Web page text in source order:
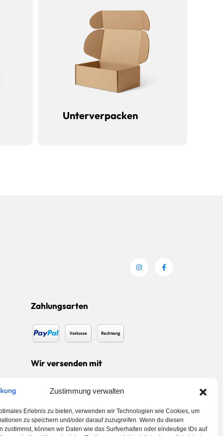
Zustimmung verwalten
Erlebnis zu bieten, verwenden wir Technologien wie Cookies, um
zu speichern und/oder darauf zuzugreifen. Wenn du diesen
zustimmst, können wir Daten wie das Surfverhalten oder eindeutige IDs auf
Unterverpacken
Zahlungsarten
Wir versenden mit